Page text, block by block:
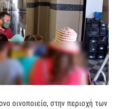
οινοποιείο, στην περιοχή των